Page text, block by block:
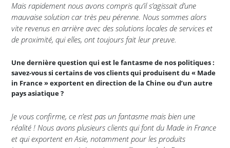
Mais rapidement nous avons compris qu’il s’agissait d’une
mauvaise solution car très peu pérenne. Nous sommes alors
vite revenus en arrière avec des solutions locales de services et
de proximité, qui elles, ont toujours fait leur preuve.
Une dernière question qui est le fantasme de nos politiques :
savez-vous si certains de vos clients qui produisent du « Made
in France » exportent en direction de la Chine ou d’un autre
pays asiatique ?
Je vous confirme, ce n’est pas un fantasme mais bien une
réalité ! Nous avons plusieurs clients qui font du Made in France
et qui exportent en Asie, notamment pour les produits